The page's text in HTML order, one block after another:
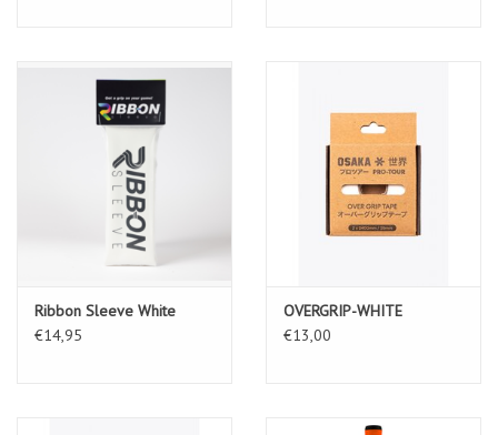
Ribbon Sleeve White
€14,95
OVERGRIP-WHITE
€13,00